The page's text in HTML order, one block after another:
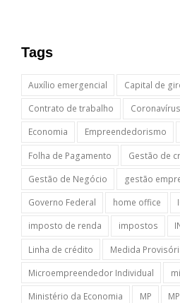
Tags
Auxílio emergencial Capital de
Contrato de trabalho
Coronavírus
Economia
Empreendedorismo
Folha de Pagamento
Gestão de
Gestão de Negócio
gestão
Governo Federal
home office
imposto de renda
impostos
Linha de crédito
Medida
Microempreendedor Individual
Ministério da Economia
MP